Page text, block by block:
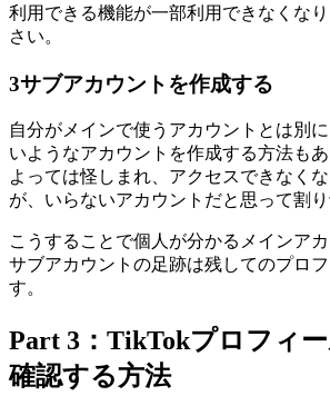
利用できる機能が一部利用できなくな
さい。
3サブアカウントを作成する
自分がメインで使うアカウントとは別
いようなアカウントを作成する方法も
よっては怪しまれ、アクセスできなく
が、いらないアカウントだと思って割り
こうすることで個人が分かるメインアカ
サブアカウントの足跡は残してのプロ
す。
Part 3：TikTokプロフィ
確認する方法